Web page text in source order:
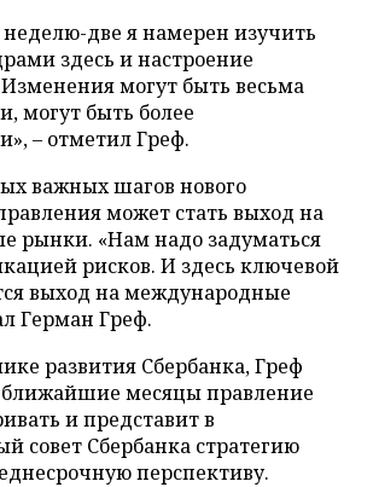
две я намерен изучить
здесь и настроение
могут быть весьма
могут быть более
– отметил Греф.
важных шагов нового
может стать выход на
рынки. «Нам надо задуматься
рисков. И здесь ключевой
выход на международные
Герман Греф.
развития Сбербанка, Греф
ближайшие месяцы правление
и представит в
совет Сбербанка стратегию
перспективу.